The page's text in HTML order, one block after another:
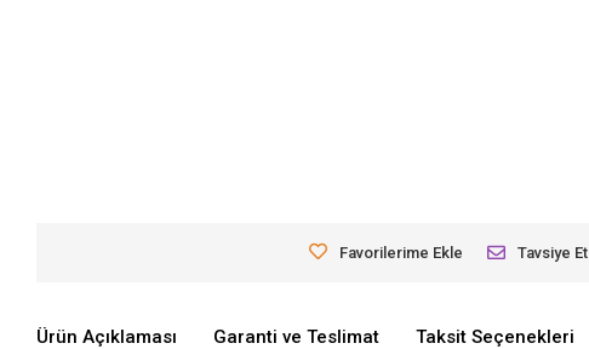
Favorilerime Ekle Tavsiye Et
Ürün Açıklaması Garanti ve Teslimat Taksit Seçenekleri